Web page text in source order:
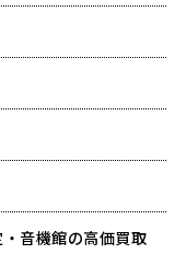
音機館の高価買取